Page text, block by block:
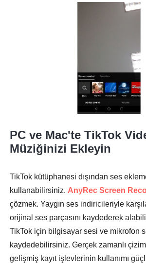
Adım 4.
Adım 5.
PC ve Mac'te TikTok
Müziğinizi Ekleyin
TikTok kütüphanesi dışından ses
kullanabilirsiniz. AnyRec Screen
çözmek. Yaygın ses indiricileriyle
orijinal ses parçasını kaydederek
TikTok için bilgisayar sesi ve mikrofon
kaydedebilirsiniz. Gerçek zamanlı
gelişmiş kayıt işlevlerinin kullanımı